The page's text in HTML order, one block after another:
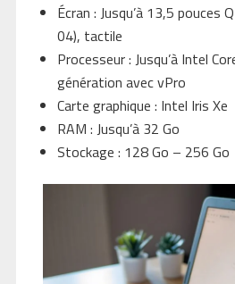
Écran : Jusqu’à 13,5 pouces
04), tactile
Processeur : Jusqu’à Intel
génération avec vPro
Carte graphique : Intel Iris Xe
RAM : Jusqu’à 32 Go
Stockage : 128 Go – 256 Go